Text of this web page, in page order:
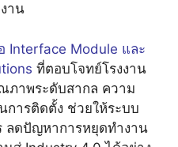
าน
Interface Module และ
ที่ตอบโจทย์โรงงาน
ภาพระดับสากล ความ
ารติดตั้ง ช่วยให้ระบบ
ลดปัญหาการหยุดทำงาน